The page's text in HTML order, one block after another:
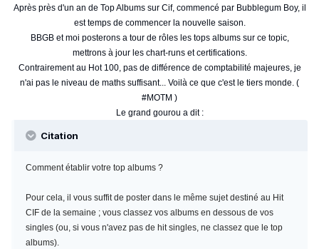
Après près d'un an de Top Albums sur Cif, commencé par Bubblegum Boy, il
est temps de commencer la nouvelle saison.
BBGB et moi posterons a tour de rôles les tops albums sur ce topic,
mettrons à jour les chart-runs et certifications.
Contrairement au Hot 100, pas de différence de comptabilité majeures, je
n'ai pas le niveau de maths suffisant... Voilà ce que c'est le tiers monde. (
#MOTM )
Le grand gourou a dit :
Citation
Comment établir votre top albums ?
Pour cela, il vous suffit de poster dans le même sujet destiné au Hit
CIF de la semaine ; vous classez vos albums en dessous de vos
singles (ou, si vous n'avez pas de hit singles, ne classez que le top
albums).